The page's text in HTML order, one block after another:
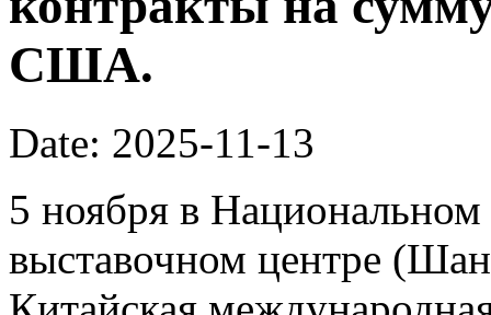
США.
Date: 2025-11-13
5 ноября в
выставочном центре